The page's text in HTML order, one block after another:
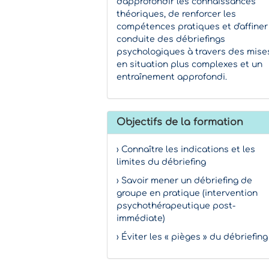
théoriques, de renforcer les
compétences pratiques et
conduite des débriefings
psychologiques à travers des
en situation plus complexes et un
entraînement approfondi.
Objectifs de la formation
› Connaître les indications et les
limites du débriefing
› Savoir mener un débriefing de
groupe en pratique (intervention
psychothérapeutique post-
immédiate)
› Éviter les « pièges » du débriefing